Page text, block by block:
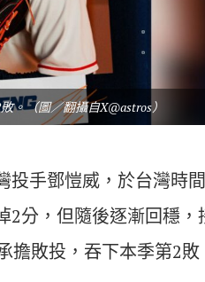
。（圖／翻攝自X@astros）
投手鄧愷威，於台灣時
2分，但隨後逐漸回穩，
擔敗投，吞下本季第2敗